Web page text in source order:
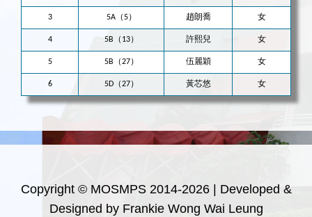
3 5A（5） 趙朗喬 女
4 5B（13） 許熙兒 女
5 5B（27） 伍麗穎 女
6 5D（27） 黃芯悠 女
Copyright © MOSMPS 2014-2026 | Developed &
Designed by Frankie Wong Wai Leung